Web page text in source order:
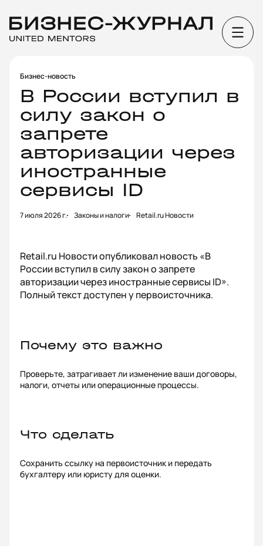
Бизнес-новость
В России вступил в
силу закон о
запрете
авторизации через
иностранные
сервисы ID
7 июля 2026 г. Законы и налоги Retail.ru Новости
Retail.ru Новости опубликовал новость «В
России вступил в силу закон о запрете
авторизации через иностранные сервисы ID».
Полный текст доступен у первоисточника.
Почему это важно
Проверьте, затрагивает ли изменение ваши договоры,
налоги, отчеты или операционные процессы.
Что сделать
Сохранить ссылку на первоисточник и передать
бухгалтеру или юристу для оценки.